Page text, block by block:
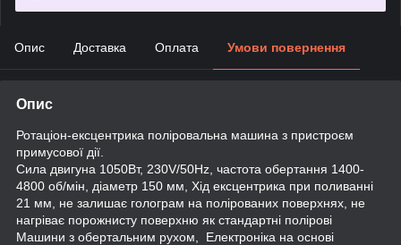
Опис Доставка Оплата Умови повернення
Опис
Ротаціон-ексцентрика поліровальна машина з пристроєм
примусової дії.
Сила двигуна 1050Вт, 230V/50Hz, частота обертання 1400-
4800 об/мін, діаметр 150 мм, Хід ексцентрика при поливанні
21 мм, не залишає голограм на полірованих поверхнях, не
нагріває порожнисту поверхню як стандартні полірові
Машини з обертальним рухом, Електроніка на основі